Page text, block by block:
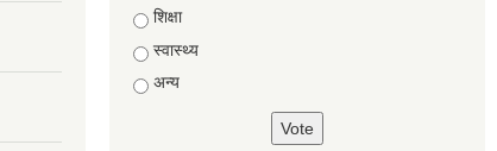
शिक्षा
स्वास्थ्य
अन्य